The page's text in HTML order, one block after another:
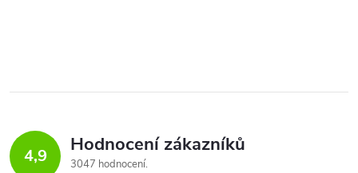
4,9 Hodnocení zákazníků
3047 hodnocení